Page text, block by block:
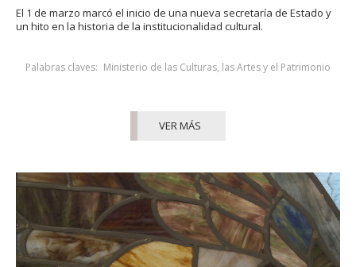
El 1 de marzo marcó el inicio de una nueva secretaría de Estado y
un hito en la historia de la institucionalidad cultural.
Palabras claves: Ministerio de las Culturas, las Artes y el Patrimonio
VER MÁS